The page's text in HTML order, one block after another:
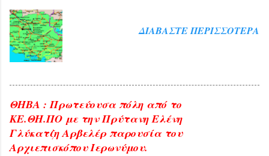
ΔΙΑΒΆΣΤΕ ΠΕΡΙΣΣΌΤΕΡΑ
ΘΗΒΑ : Πρωτεύουσα πόλη από το
ΚΕ.ΘΗ.ΠΟ με την Πρύτανη Ελένη
Γλύκατζη Αρβελέρ παρουσία του
Αρχιεπισκόπου Ιερωνύμου.